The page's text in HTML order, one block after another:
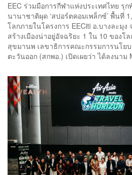
EEC ร่วมมือการกีฬาแห่งประเทศไทย รุ
นานาชาติผุด ‘สปอร์ตคอมเพล็กซ์’ พื้นที่
โลกภายในโครงการ EECiti อ.บางละมุ
สร้างเมืองน่าอยู่อัจฉริยะ 1 ใน 10 ของโ
สุขมานพ เลขาธิการคณะกรรมการนโย
ตะวันออก (สกพอ.) เปิดเผยว่า ได้ลงนาม